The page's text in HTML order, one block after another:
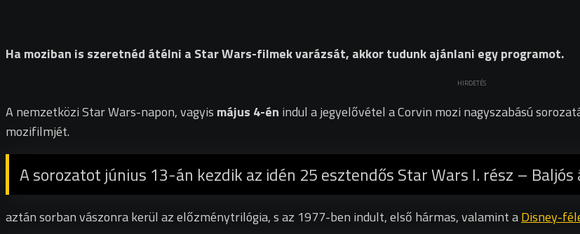
Ha moziban is szeretnéd átélni a Star Wars-filmek varázsát, akkor tudunk ajánlani egy programot.
HIRDETÉS
A nemzetközi Star Wars-napon, vagyis május 4-én indul a jegyelővétel a Corvin mozi nagyszabású
mozifilmjét.
A sorozatot június 13-án kezdik az idén 25 esztendős Star Wars I. rész – Baljós
aztán sorban vászonra kerül az előzménytrilógia, s az 1977-ben indult, első hármas, valamint aDisney-